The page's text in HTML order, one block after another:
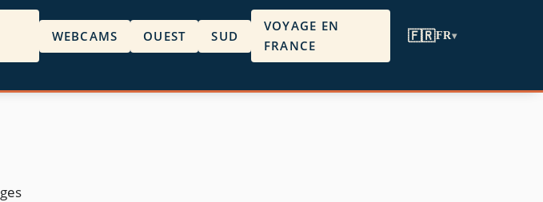
WEBCAMS OUEST SUD
VOYAGE EN
FRANCE
🇫🇷FR▾